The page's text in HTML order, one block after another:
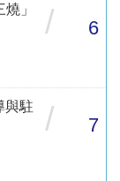
」
/ 6
與駐
/ 7